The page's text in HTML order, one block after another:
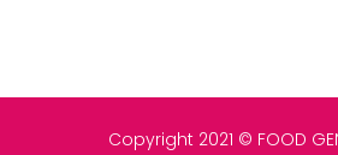
Copyright 2021 © FOOD